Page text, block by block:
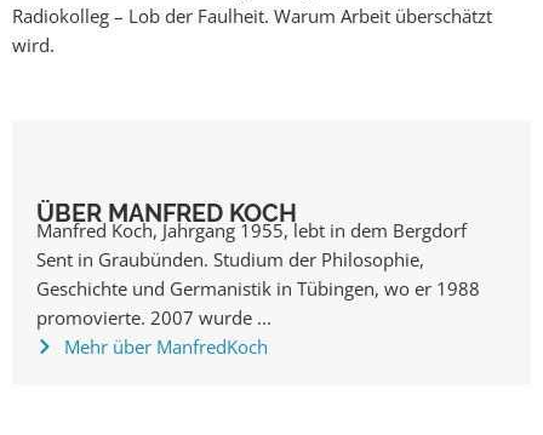
Radiokolleg – Lob der Faulheit. Warum Arbeit überschätzt
wird.
ÜBER MANFRED KOCH
Manfred Koch, Jahrgang 1955, lebt in dem Bergdorf
Sent in Graubünden. Studium der Philosophie,
Geschichte und Germanistik in Tübingen, wo er 1988
promovierte. 2007 wurde ...
Mehr über ManfredKoch